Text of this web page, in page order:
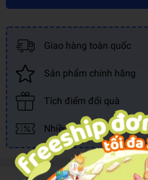
Giao hàng toàn quốc
Sản phẩm chính hãng
Tích điểm đổi quà
Nhiều khuyến mãi, ưu đãi